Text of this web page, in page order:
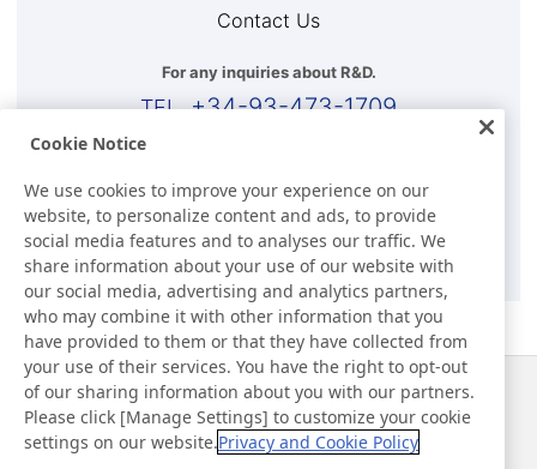
Contact Us
For any inquiries about R&D.
+34-93-473-1709
8:00h-17:00h(Except for Sat, Sun, and Holidays)
E-mail
Noticias
Contacto
Preguntas frecuentes
Cookie Notice
We use cookies to improve your experience on our
website, to personalize content and ads, to provide
social media features and to analyses our traffic. We
share information about your use of our website with
our social media, advertising and analytics partners,
who may combine it with other information that you
have provided to them or that they have collected from
your use of their services. You have the right to opt-out
of our sharing information about you with our partners.
Please click [Manage Settings] to customize your cookie
settings on our website.Privacy and Cookie Policy